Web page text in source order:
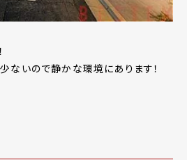
ないので静かな環境にあります！